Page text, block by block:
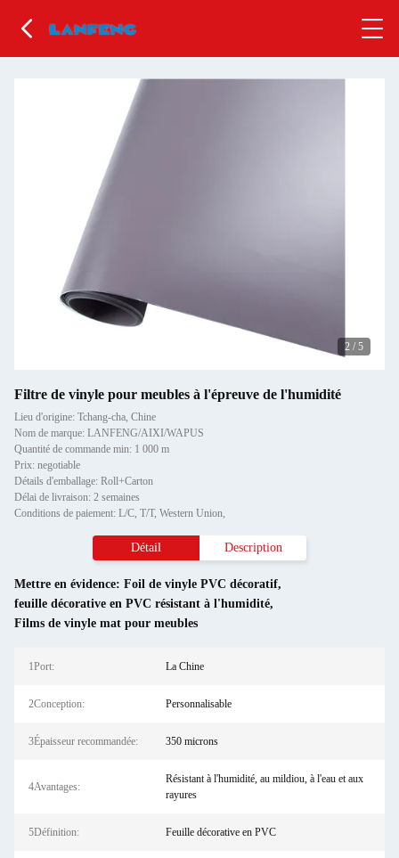
2 / 5
Filtre de vinyle pour meubles à l'épreuve de l'humidité
Lieu d'origine: Tchang-cha, Chine
Nom de marque: LANFENG/AIXI/WAPUS
Quantité de commande min: 1 000 m
Prix: negotiable
Détails d'emballage: Roll+Carton
Délai de livraison: 2 semaines
Conditions de paiement: L/C, T/T, Western Union,
Détail Description
Mettre en évidence: Foil de vinyle PVC décoratif,
feuille décorative en PVC résistant à l'humidité,
Films de vinyle mat pour meubles
1Port: La Chine
2Conception: Personnalisable
3Épaisseur recommandée: 350 microns
4Avantages:
Résistant à l'humidité, au mildiou, à l'eau et aux
rayures
5Définition: Feuille décorative en PVC